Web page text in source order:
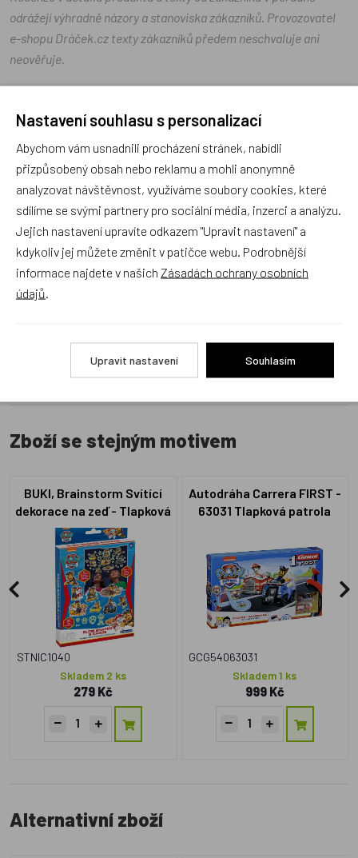
odrážejí výhradně názory a stanoviska zákazníků. Provozovatel
e-shopu Dráček.cz texty zákazníků předem neschvaluje ani
neověřuje.
Zatím zde nejsou žádné dotazy. Buďte první, kdo se zeptá!
Recenze
Produkt zatím nemá žádné hodnocení,
buďte první, kdo
Zboží se stejným motivem
BUKI, Brainstorm Svítící
dekorace na zeď - Tlapková
patrola
STNIC1040
Skladem 2 ks
279 Kč
Autodráha Carrera FIRST -
63031 Tlapková patrola
GCG54063031
Skladem 1 ks
999 Kč
Alternativní zboží
Nastavení souhlasu s personalizací
Abychom vám usnadnili procházení stránek, nabídli
přizpůsobený obsah nebo reklamu a mohli anonymně
analyzovat návštěvnost, využíváme soubory cookies, které
sdílíme se svými partnery pro sociální média, inzerci a analýzu.
Jejich nastavení upravíte odkazem "Upravit nastavení" a
kdykoliv jej můžete změnit v patičce webu. Podrobnější
informace najdete v našich Zásadách ochrany osobních
údajů
Upravit nastavení Souhlasím